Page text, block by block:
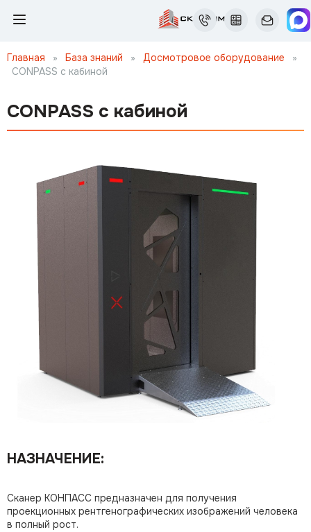
Главная » База знаний » Досмотровое оборудование
»
CONPASS с кабиной
CONPASS с кабиной
НАЗНАЧЕНИЕ:
Сканер КОНПАСС предназначен для получения
проекционных рентгенографических изображений человека
в полный рост.